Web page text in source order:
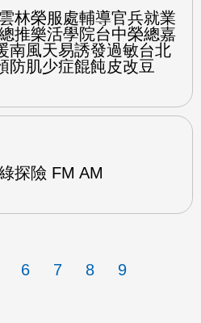
林榮服處輔導官兵就業
推樂活學院台中榮總嘉
南風天易誘發過敏台北
防肌少症餛飩皮改豆
探險 FM AM
6 7 8 9